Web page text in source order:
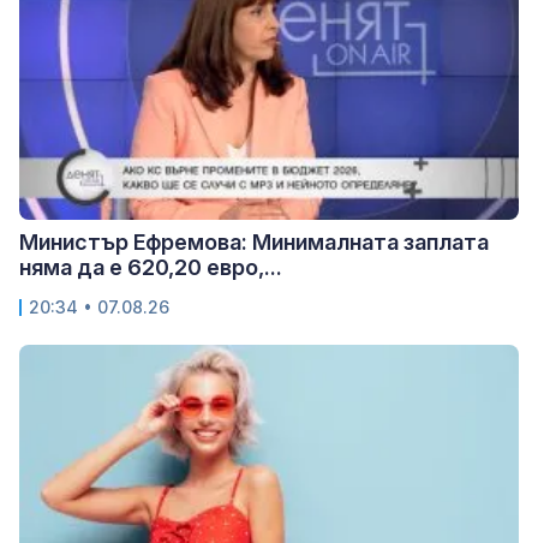
Министър Ефремова: Минималната заплата
няма да е 620,20 евро,...
20:34 • 07.08.26